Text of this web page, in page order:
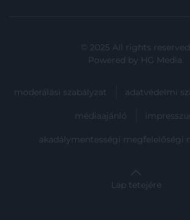
© 2025 All rights
Powered by HG Media.
moderálási szabályzat adatvédelmi
médiaajánló
akadálymentességi megfelelőségi
Lap tetejére